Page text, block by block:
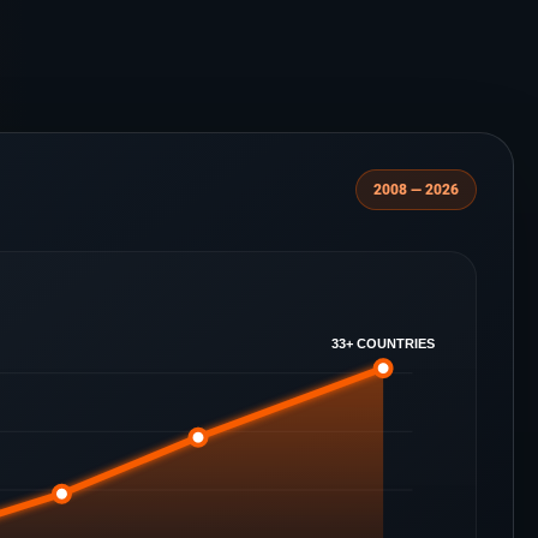
2008 — 2026
33+ COUNTRIES